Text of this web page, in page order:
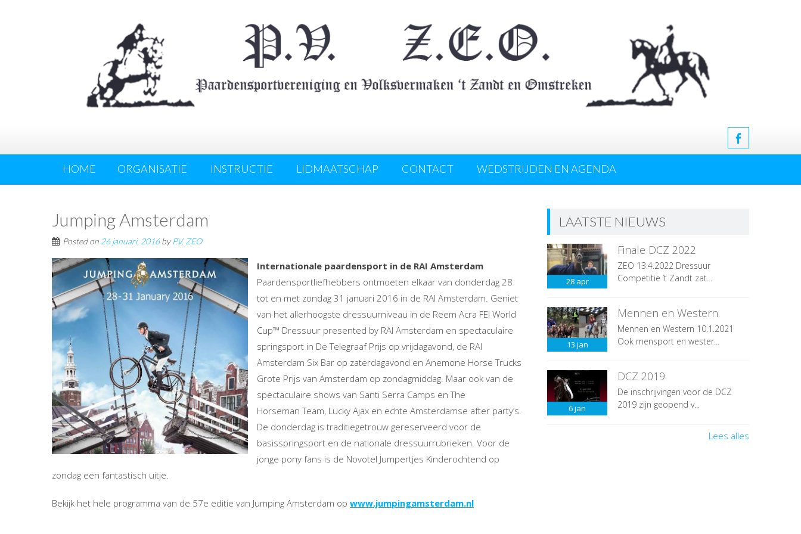
HOME ORGANISATIE INSTRUCTIE LIDMAATSCHAP CONTACT WEDSTRIJDEN EN AGENDA
Jumping Amsterdam
Posted on 26 januari, 2016by P.V. ZEO
Internationale paardensport in de RAI Amsterdam
Paardensportliefhebbers ontmoeten elkaar van donderdag 28
tot en met zondag 31 januari 2016 in de RAI Amsterdam. Geniet
van het allerhoogste dressuurniveau in de Reem Acra FEI World
Cup™ Dressuur presented by RAI Amsterdam en spectaculaire
springsport in De Telegraaf Prijs op vrijdagavond, de RAI
Amsterdam Six Bar op zaterdagavond en Anemone Horse Trucks
Grote Prijs van Amsterdam op zondagmiddag. Maar ook van de
spectaculaire shows van Santi Serra Camps en The
Horseman Team, Lucky Ajax en echte Amsterdamse after party’s.
De donderdag is traditiegetrouw gereserveerd voor de
basisspringsport en de nationale dressuurrubrieken. Voor de
jonge pony fans is de Novotel Jumpertjes Kinderochtend op
zondag een fantastisch uitje.
Bekijk het hele programma van de 57e editie van Jumping Amsterdam op www.jumpingamsterdam.nl
LAATSTE NIEUWS
28 apr
Finale DCZ 2022
ZEO 13.4.2022 Dressuur
Competitie ’t Zandt zat...
13 jan
Mennen en Western.
Mennen en Western 10.1.2021
Ook mensport en wester...
6jan
DCZ 2019
De inschrijvingen voor de DCZ
2019 zijn geopend v...
Lees alles